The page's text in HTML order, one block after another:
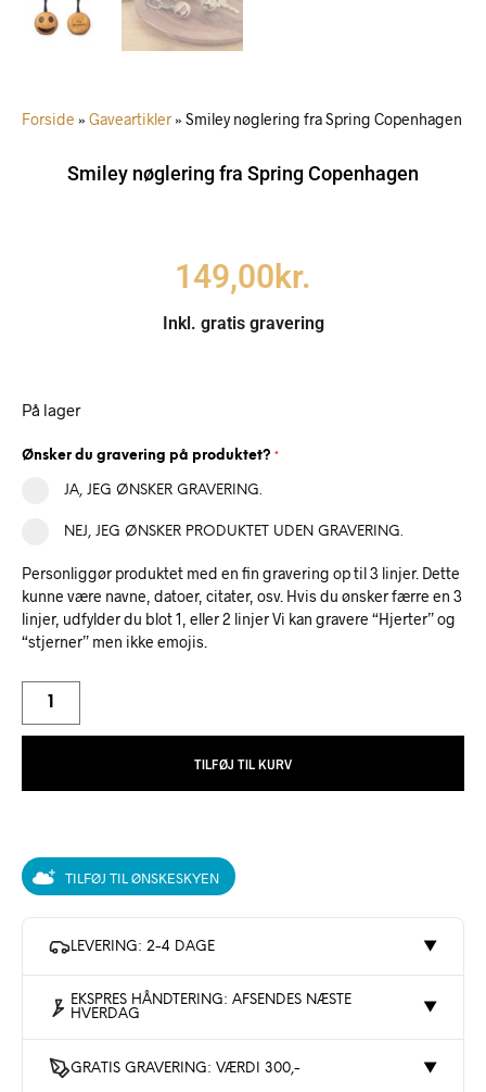
Forside » Gaveartikler » Smiley nøglering fra Spring Copenhagen
Smiley nøglering fra Spring Copenhagen
149,00kr.
Inkl. gratis gravering
På lager
Ønsker du gravering på produktet? *
JA, JEG ØNSKER GRAVERING.
NEJ, JEG ØNSKER PRODUKTET UDEN GRAVERING.
Personliggør produktet med en fin gravering op til 3 linjer. Dette
kunne være navne, datoer, citater, osv. Hvis du ønsker færre en 3
linjer, udfylder du blot 1, eller 2 linjer Vi kan gravere “Hjerter” og
“stjerner” men ikke emojis.
TILFØJ TIL KURV
TILFØJ TIL ØNSKESKYEN
LEVERING: 2-4 DAGE ▼
EKSPRES HÅNDTERING: AFSENDES NÆSTE
HVERDAG
▼
GRATIS GRAVERING: VÆRDI 300,- ▼